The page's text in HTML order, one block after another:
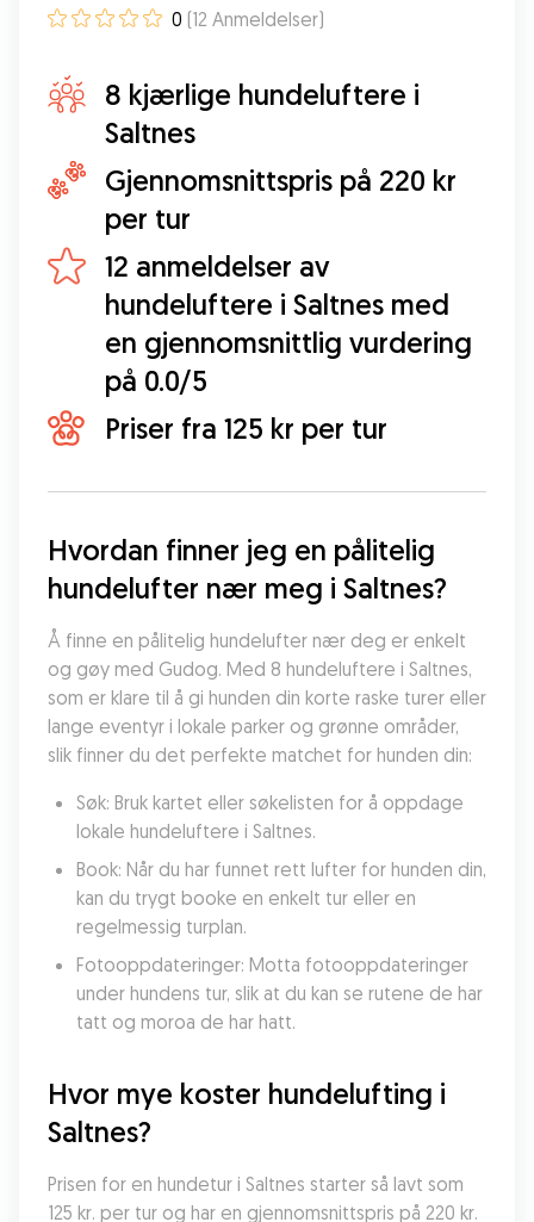
0 (12 Anmeldelser)
8 kjærlige hundeluftere i
Saltnes
Gjennomsnittspris på 220 kr
per tur
12 anmeldelser av
hundeluftere i Saltnes med
en gjennomsnittlig vurdering
på 0.0/5
Priser fra 125 kr per tur
Hvordan finner jeg en pålitelig
hundelufter nær meg i Saltnes?
Å finne en pålitelig hundelufter nær deg er enkelt
og gøy med Gudog. Med 8 hundeluftere i Saltnes,
som er klare til å gi hunden din korte raske turer eller
lange eventyr i lokale parker og grønne områder,
slik finner du det perfekte matchet for hunden din:
Søk: Bruk kartet eller søkelisten for å oppdage
lokale hundeluftere i Saltnes.
Book: Når du har funnet rett lufter for hunden din,
kan du trygt booke en enkelt tur eller en
regelmessig turplan.
Fotooppdateringer: Motta fotooppdateringer
under hundens tur, slik at du kan se rutene de har
tatt og moroa de har hatt.
Hvor mye koster hundelufting i
Saltnes?
Prisen for en hundetur i Saltnes starter så lavt som
125 kr. per tur og har en gjennomsnittspris på 220 kr.